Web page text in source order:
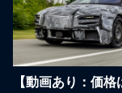
【動画あり：価格